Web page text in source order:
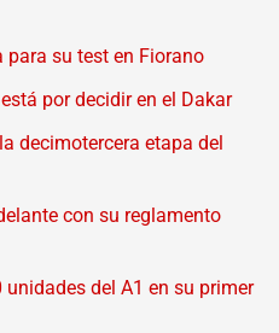
para su test en Fiorano
por decidir en el Dakar
decimotercera etapa del
con su reglamento
del A1 en su primer